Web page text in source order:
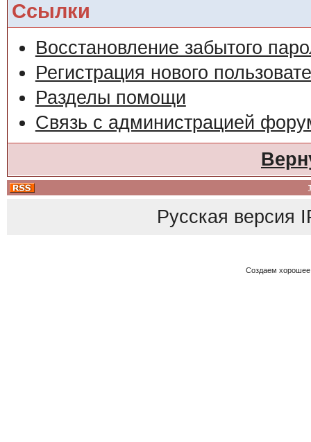
Ссылки
Восстановление забытого
Регистрация нового
Разделы помощи
Связь с администрацией
Русская версия
Создаем